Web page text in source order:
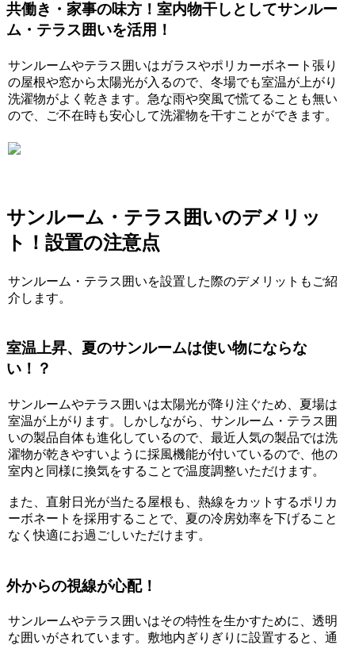
共働き・家事の味方！室内物干しとしてサンルー
ム・テラス囲いを活用！
サンルームやテラス囲いはガラスやポリカーボネート張り
の屋根や窓から太陽光が入るので、冬場でも室温が上がり
洗濯物がよく乾きます。急な雨や突風で慌てることも無い
ので、ご不在時も安心して洗濯物を干すことができます。
サンルーム・テラス囲いのデメリッ
ト！設置の注意点
サンルーム・テラス囲いを設置した際のデメリットもご紹
介します。
室温上昇、夏のサンルームは使い物にならな
い！？
サンルームやテラス囲いは太陽光が降り注ぐため、夏場は
室温が上がります。しかしながら、サンルーム・テラス囲
いの製品自体も進化しているので、最近人気の製品では洗
濯物が乾きやすいように採風機能が付いているので、他の
室内と同様に換気をすることで温度調整いただけます。
また、直射日光が当たる屋根も、熱線をカットするポリカ
ーボネートを採用することで、夏の冷房効率を下げること
なく快適にお過ごしいただけます。
外からの視線が心配！
サンルームやテラス囲いはその特性を生かすために、透明
な囲いがされています。敷地内ぎりぎりに設置すると、通